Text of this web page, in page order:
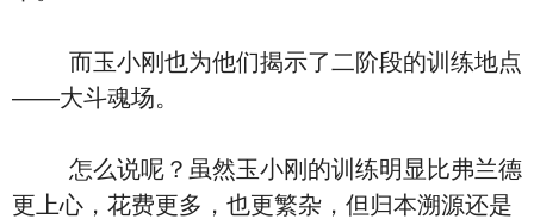
而玉小刚也为他们揭示了二阶段的训练地点
——大斗魂场。
怎么说呢？虽然玉小刚的训练明显比弗兰德
更上心，花费更多，也更繁杂，但归本溯源还是